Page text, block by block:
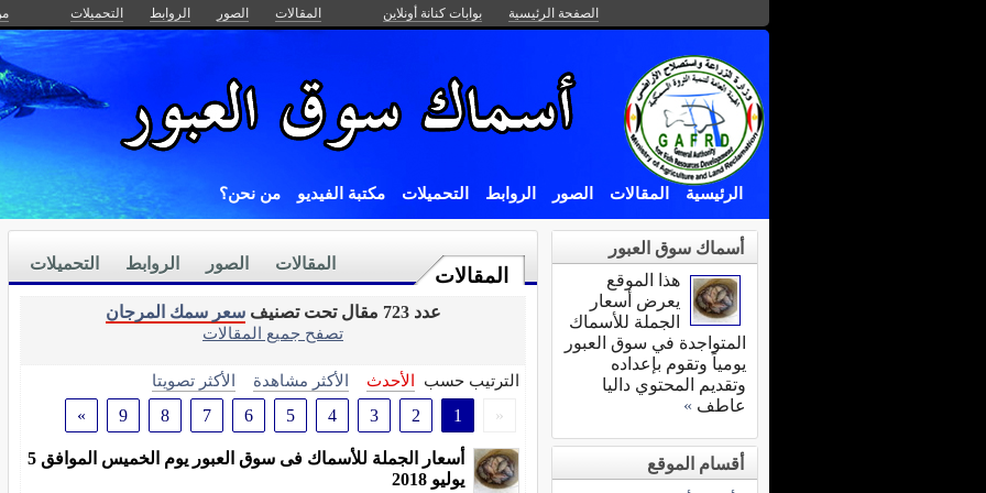
الصفحة الرئيسية بوابات كنانة أونلاين المقالات الصور الروابط التحميلات
الرئيسية المقالات الصور الروابط التحميلات مكتبة الفيديو من نحن؟
المقالات
التحميلات الروابط الصور المقالات
عدد 723 مقال تحت تصنيف
سعر سمك المرجان
تصفح جميع المقالات
الترتيب حسب الأحدث الأكثر مشاهدة
الأكثر تصويتا
«
1
2
3
4
5
6
7
8
9
»
أسعار الجملة للأسماك فى سوق العبور يوم الخميس الموافق 5
يوليو 2018
أسماك سوق العبور
هذا الموقع
يعرض أسعار
الجملة للأسماك
المتواجدة في سوق العبور
يومياً وتقوم بإعداده
وتقديم المحتوي داليا
عاطف »
أقسام الموقع